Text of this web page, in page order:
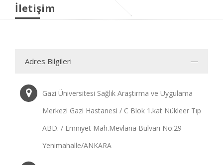
İletişim
Adres Bilgileri
Gazi Üniversitesi Sağlık Araştırma ve Uygulama
Merkezi Gazi Hastanesi / C Blok 1.kat Nükleer Tıp
ABD. / Emniyet Mah.Mevlana Bulvarı No:29
Yenimahalle/ANKARA